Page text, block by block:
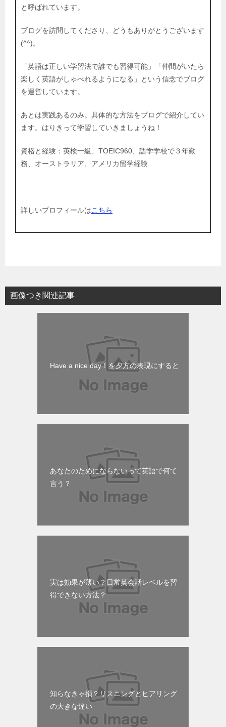
と呼ばれています。
ブログを訪問してくださり、どうもありがとうございます
(^^)。
「英語は正しい学習法で誰でも習得可能」「仲間がいたら
楽しく英語がしゃべれるようになる」という信念でブログ
を運営しています。
あとは実践あるのみ。具体的な方法をブログで紹介してい
ます。はりきって学習していきましょうね！
資格と経験：英検一級、TOEIC960、語学学校で３年勤
務、オーストラリア、アメリカ留学経験
詳しいプロフィールはこちら
画像つき関連記事
Have a nice day！を夕方の表現にすると
あなたのためにならないって英語で何て
言う？
実は効果が薄い？日常英会話レベルを習
得できない方法？
知らなきゃ損？リスニングとヒアリング
の大きな違い